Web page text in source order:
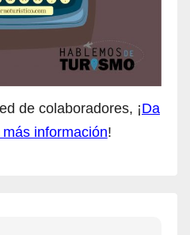
de colaboradores, ¡Da
información!